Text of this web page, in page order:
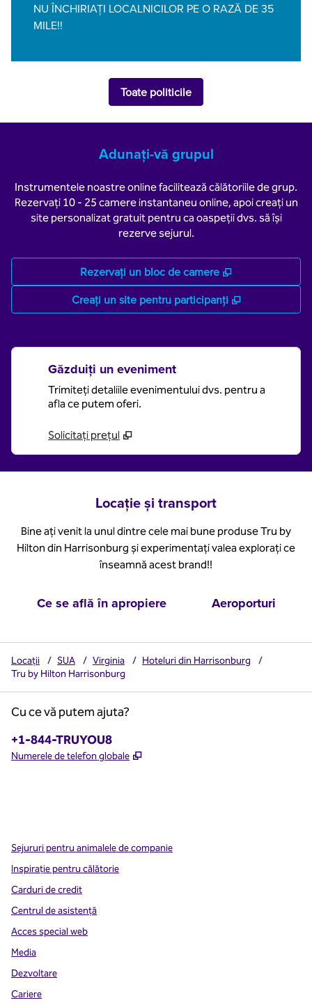
NU ÎNCHIRIAȚI LOCALNICILOR PE O RAZĂ DE 35
MILE!!
Toate politicile
Adunați-vă grupul
Instrumentele noastre online facilitează călătoriile de grup.
Rezervați 10 - 25 camere instantaneu online, apoi creați un
site personalizat gratuit pentru ca oaspeții dvs. să își
rezerve sejurul.
Rezervați un bloc de camere ,
Creați un site pentru participanți
,
Găzduiți un eveniment
Trimiteți detaliile evenimentului dvs. pentru a
afla ce putem oferi.
Solicitați prețul
Locație și transport
Bine ați venit la unul dintre cele mai bune produse Tru by
Hilton din Harrisonburg și experimentați valea explorați ce
înseamnă acest brand!!
Ce se află în apropiere Aeroporturi
Locații / SUA / Virginia / Hoteluri din Harrisonburg
/
Tru by Hilton Harrisonburg
Cu ce vă putem ajuta?
Telefon:
+1-844-TRUYOU8
Numerele de telefon globale ,
Sejururi pentru animalele de companie
Inspirație pentru călătorie
Carduri de credit
Centrul de asistență
Acces special web
Media
Dezvoltare
Cariere